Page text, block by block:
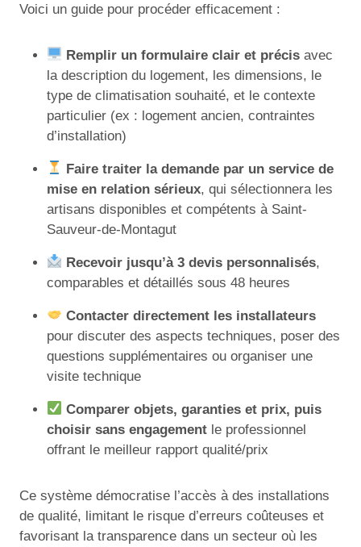
Voici un guide pour procéder efficacement :
Remplir un formulaire clair et précis avec
la description du logement, les dimensions, le
type de climatisation souhaité, et le contexte
particulier (ex : logement ancien, contraintes
d’installation)
Faire traiter la demande par un service de
mise en relation sérieux, qui sélectionnera les
artisans disponibles et compétents à Saint-
Sauveur-de-Montagut
Recevoir jusqu’à 3 devis personnalisés,
comparables et détaillés sous 48 heures
Contacter directement les installateurs
pour discuter des aspects techniques, poser des
questions supplémentaires ou organiser une
visite technique
Comparer objets, garanties et prix, puis
choisir sans engagement le professionnel
offrant le meilleur rapport qualité/prix
Ce système démocratise l’accès à des installations
de qualité, limitant le risque d’erreurs coûteuses et
favorisant la transparence dans un secteur où les